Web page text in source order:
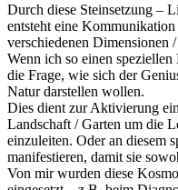
Durch diese Steinsetzung –
entsteht eine
verschiedenen Dimensionen
Wenn ich so einen
die Frage, wie sich der
Natur darstellen wollen.
Dies dient zur Aktivierung
Landschaft / Garten um die
einzuleiten. Oder an diesem
manifestieren, damit sie
Von mir wurden diese